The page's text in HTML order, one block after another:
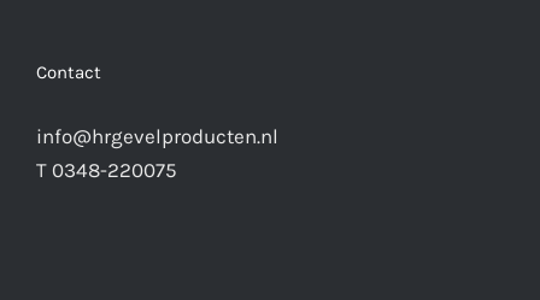
Contact
info@hrgevelproducten.nl
T 0348-220075